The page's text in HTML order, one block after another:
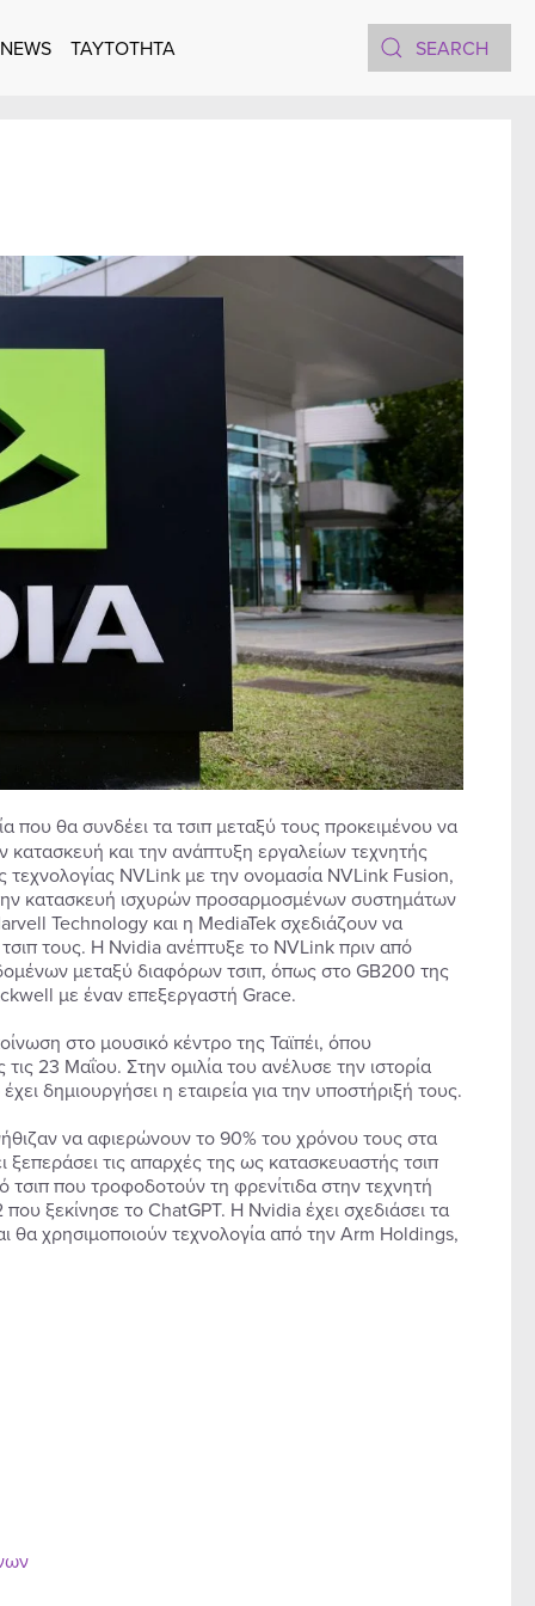
TAYTOTHTA
που θα συνδέει τα τσιπ μεταξύ τους προκειμένου να
κατασκευή και την ανάπτυξη εργαλείων τεχνητής
NVLink με την ονομασία NVLink Fusion,
κατασκευή ισχυρών προσαρμοσμένων συστημάτων
Technology και η MediaTek σχεδιάζουν να
τους. Η Nvidia ανέπτυξε το NVLink πριν από
μεταξύ διαφόρων τσιπ, όπως στο GB200 της
με έναν επεξεργαστή Grace.
στο μουσικό κέντρο της Ταϊπέι, όπου
23 Μαΐου. Στην ομιλία του ανέλυσε την ιστορία
δημιουργήσει η εταιρεία για την υποστήριξή τους.
να αφιερώνουν το 90% του χρόνου τους στα
ξεπεράσει τις απαρχές της ως κατασκευαστής τσιπ
τσιπ που τροφοδοτούν τη φρενίτιδα στην τεχνητή
ξεκίνησε το ChatGPT. Η Nvidia έχει σχεδιάσει τα
θα χρησιμοποιούν τεχνολογία από την Arm Holdings,